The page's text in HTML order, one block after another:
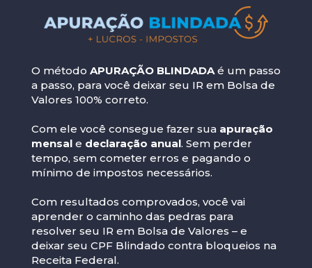
O método APURAÇÃO BLINDADAé um passo
a passo, para você deixar seu IR em Bolsa de
Valores 100% correto.
Com ele você consegue fazer sua apuração
mensal e declaração anual. Sem perder
tempo, sem cometer erros e pagando o
mínimo de impostos necessários.
Com resultados comprovados, você vai
aprender o caminho das pedras para
resolver seu IR em Bolsa de Valores – e
deixar seu CPF Blindado contra bloqueios na
Receita Federal.